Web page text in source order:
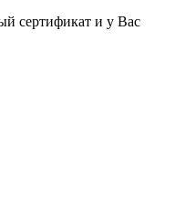
сертификат и у Вас